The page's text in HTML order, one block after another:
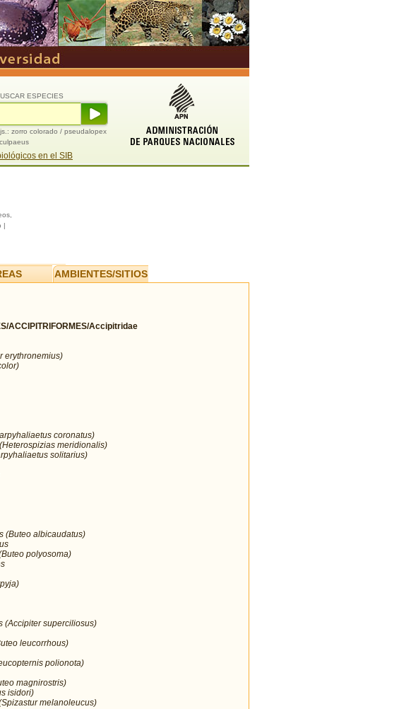
ESPECIES
zorro colorado / pseudalopex
en el SIB
|
AMBIENTES/SITIOS
ACCIPITRIFORMES/Accipitridae
erythronemius)
coronatus)
meridionalis)
solitarius)
(Buteo albicaudatus)
polyosoma)
(Accipiter superciliosus)
leucorrhous)
polionota)
magnirostris)
isidori)
melanoleucus)